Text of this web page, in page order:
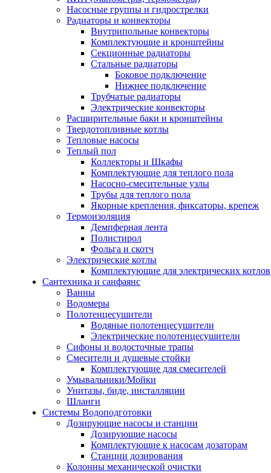
Насосные группы и гидрострелки
Радиаторы и конвекторы
Внутрипольные конвекторы
Комплектующие и кронштейны
Секционные радиаторы
Стальные радиаторы
Боковое подключение
Нижнее подключение
Трубчатые радиаторы
Электрические конвекторы
Расширительные баки и кронштейны
Твердотопливные котлы
Тепловые насосы
Теплый пол
Коллекторы и Шкафы
Комплектующие для теплого пола
Насосно-смесительные узлы
Трубы для теплого пола
Якорные крепления, фиксаторы, крепеж
Термоизоляция
Демпферная лента
Полистирол
Фольга и скотч
Электрические котлы
Комплектующие для электрических котлов
Сантехника и санфаянс
Ванны
Водомеры
Полотенцесушители
Водяные полотенцесушители
Электрические полотенцесушители
Сифоны и водосточные трапы
Смесители и душевые стойки
Комплектующие для смесителей
Умывальники/Мойки
Унитазы, биде, инсталляции
Шланги
Системы Водоподготовки
Дозирующие насосы и станции
Дозирующие насосы
Комплектующие к насосам дозаторам
Станции дозирования
Колонны механической очистки